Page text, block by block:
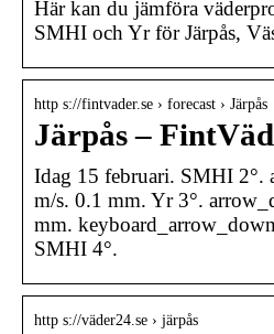
Här kan du jämföra
SMHI och Yr för Järpås,
http s://fintvader.se › forecast › Järpås
Järpås –
Idag 15 februari. SMHI 2°.
m/s. 0.1 mm. Yr 3°.
mm.
SMHI 4°.
http s://väder24.se › järpås